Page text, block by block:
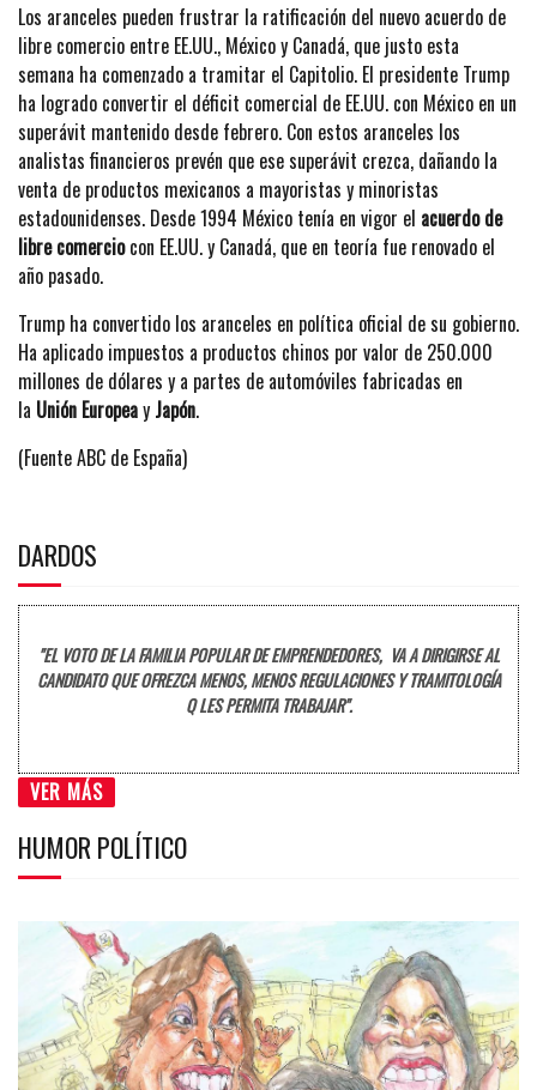
Los aranceles pueden frustrar la ratificación del nuevo acuerdo de
libre comercio entre EE.UU., México y Canadá, que justo esta
semana ha comenzado a tramitar el Capitolio. El presidente Trump
ha logrado convertir el déficit comercial de EE.UU. con México en un
superávit mantenido desde febrero. Con estos aranceles los
analistas financieros prevén que ese superávit crezca, dañando la
venta de productos mexicanos a mayoristas y minoristas
estadounidenses. Desde 1994 México tenía en vigor el acuerdo de
libre comerciocon EE.UU. y Canadá, que en teoría fue renovado el
año pasado.
Trump ha convertido los aranceles en política oficial de su gobierno.
Ha aplicado impuestos a productos chinos por valor de 250.000
millones de dólares y a partes de automóviles fabricadas en
la Unión Europeay Japón.
(Fuente ABC de España)
DARDOS
"EL VOTO DE LA FAMILIA POPULAR DE EMPRENDEDORES, VA A DIRIGIRSE AL
CANDIDATO QUE OFREZCA MENOS, MENOS REGULACIONES Y TRAMITOLOGÍA
Q LES PERMITA TRABAJAR".
VER MÁS
HUMOR POLÍTICO